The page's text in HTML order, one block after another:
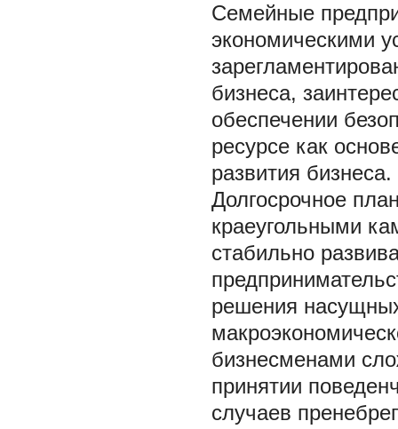
Семейные
экономическими
бизнеса,
обеспечении
ресурсе как
развития бизнеса.
Долгосрочное
краеугольными
стабильно
решения
бизнесменами
принятии
случаев